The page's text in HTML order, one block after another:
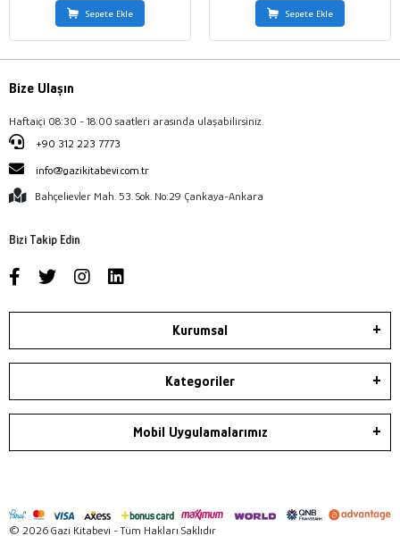
Sepete Ekle Sepete Ekle
Bize Ulaşın
Haftaiçi 08:30 - 18:00 saatleri arasında ulaşabilirsiniz.
+90 312 223 7773
info@gazikitabevi.com.tr
Bahçelievler Mah. 53. Sok. No:29 Çankaya-Ankara
Bizi Takip Edin
Kurumsal
Kategoriler
Mobil Uygulamalarımız
© 2026 Gazi Kitabevi - Tüm Hakları Saklıdır